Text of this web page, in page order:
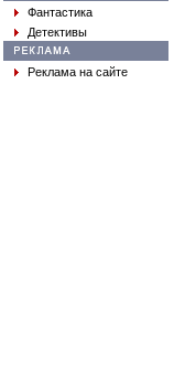
Фантастика
Детективы
Реклама на сайте